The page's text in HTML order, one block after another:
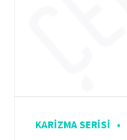
KARIZMA SERISI